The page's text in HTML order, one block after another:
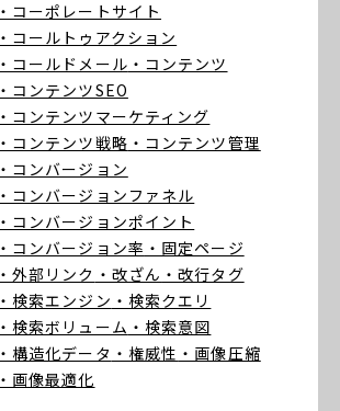
・コーポレートサイト
・コールトゥアクション
・コールドメール ・コンテンツ
・コンテンツSEO
・コンテンツマーケティング
・コンテンツ戦略 ・コンテンツ管理
・コンバージョン
・コンバージョンファネル
・コンバージョンポイント
・コンバージョン率 ・固定ページ
・外部リンク ・改ざん ・改行タグ
・検索エンジン ・検索クエリ
・検索ボリューム ・検索意図
・構造化データ ・権威性 ・画像圧縮
・画像最適化